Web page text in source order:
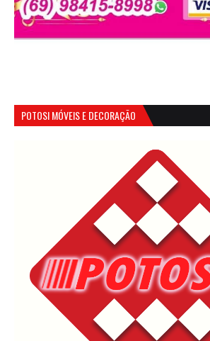
POTOSI MÓVEIS E DECORAÇÃO